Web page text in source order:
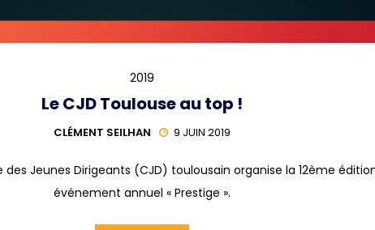
2019
Le CJD Toulouse au top !
CLÉMENT SEILHAN 9 JUIN 2019
des Jeunes Dirigeants (CJD) toulousain organise la 12ème
événement annuel « Prestige ».